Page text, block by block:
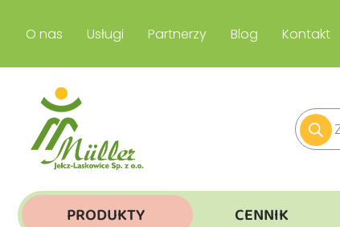
O nas Usługi Partnerzy Blog Kontakt
PRODUKTY CENNIK